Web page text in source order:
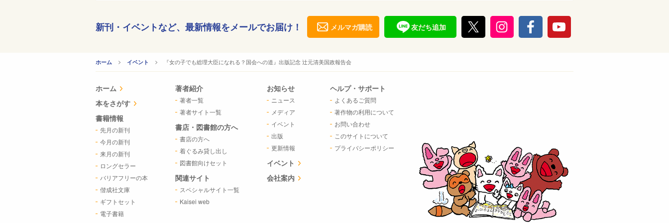
新刊・イベントなど、 最新情報をメールでお届け！ メルマガ購読 友だち追加
ホーム イベント CURRENT:
『女の子でも総理大臣になれる？国会への道』出版記念 辻元清美国政報告会
ホーム
本をさがす
書籍情報
先月の新刊
今月の新刊
来月の新刊
ロングセラー
バリアフリーの本
偕成社文庫
ギフトセット
電子書籍
著者紹介
著者一覧
著者サイト一覧
書店・図書館の方へ
書店の方へ
着ぐるみ貸し出し
図書館向けセット
関連サイト
スペシャルサイト一覧
Kaisei web
お知らせ
ニュース
メディア
イベント
出版
更新情報
イベント
会社案内
ヘルプ・サポート
よくあるご質問
著作物の利用について
お問い合わせ
このサイトについて
プライバシーポリシー